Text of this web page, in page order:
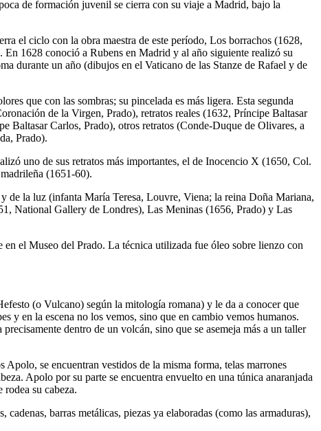
de formación juvenil se cierra con su viaje a Madrid, bajo la
el ciclo con la obra maestra de este período, Los borrachos (1628,
1628 conoció a Rubens en Madrid y al año siguiente realizó su
durante un año (dibujos en el Vaticano de las Stanze de Rafael y de
que con las sombras; su pincelada es más ligera. Esta segunda
de la Virgen, Prado), retratos reales (1632, Príncipe Baltasar
Baltasar Carlos, Prado), otros retratos (Conde-Duque de Olivares, a
Prado).
uno de sus retratos más importantes, el de Inocencio X (1650, Col.
(1651-60).
de la luz (infanta María Teresa, Louvre, Viena; la reina Doña Mariana,
National Gallery de Londres), Las Meninas (1656, Prado) y Las
el Museo del Prado. La técnica utilizada fue óleo sobre lienzo con
(o Vulcano) según la mitología romana) y le da a conocer que
y en la escena no los vemos, sino que en cambio vemos humanos.
dentro de un volcán, sino que se asemeja más a un taller
se encuentran vestidos de la misma forma, telas marrones
Apolo por su parte se encuentra envuelto en una túnica anaranjada
su cabeza.
barras metálicas, piezas ya elaboradas (como las armaduras),